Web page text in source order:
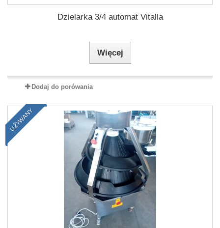
Dzielarka 3/4 automat Vitalla
Więcej
Dodaj do porówania
UŻYWANY